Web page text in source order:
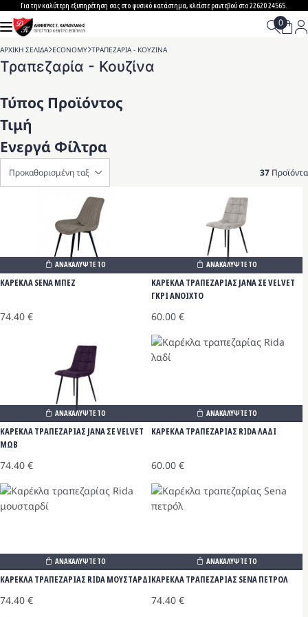
to
content
Για την καλύτερη εξυπηρέτηση σας στο φυσικό κατάστημα, κλείστε ραντεβού στο 22620 24565.
ΑΡΧΙΚΗ ΣΕΛΙΔΑ>ECONOMY>ΤΡΑΠΕΖΑΡΙΑ - ΚΟΥΖΙΝΑ
Τραπεζαρία - Κουζίνα
Τύπος Προϊόντος
Τιμή
Ενεργά Φίλτρα
37 Προϊόντα
ΚΑΡΕΚΛΑ SENA ΜΠΕΖ
74.40 €
ΑΝΑΚΑΛΥΨΤΕ ΤΟ
ΚΑΡΕΚΛΑ ΤΡΑΠΕΖΑΡΙΑΣ JANA ΣΕ VELVET
ΓΚΡΙ ΑΝΟΙΧΤΟ
60.00 €
ΑΝΑΚΑΛΥΨΤΕ ΤΟ
ΚΑΡΕΚΛΑ ΤΡΑΠΕΖΑΡΙΑΣ JANA ΣΕ VELVET
ΜΩΒ
74.40 €
ΑΝΑΚΑΛΥΨΤΕ ΤΟ
ΚΑΡΕΚΛΑ ΤΡΑΠΕΖΑΡΙΑΣ RIDA ΛΑΔΙ
60.00 €
ΑΝΑΚΑΛΥΨΤΕ ΤΟ
ΚΑΡΕΚΛΑ ΤΡΑΠΕΖΑΡΙΑΣ RIDA ΜΟΥΣΤΑΡΔΙ
74.40 €
ΑΝΑΚΑΛΥΨΤΕ ΤΟ
ΚΑΡΕΚΛΑ ΤΡΑΠΕΖΑΡΙΑΣ SENA ΠΕΤΡΟΛ
74.40 €
ΑΝΑΚΑΛΥΨΤΕ ΤΟ